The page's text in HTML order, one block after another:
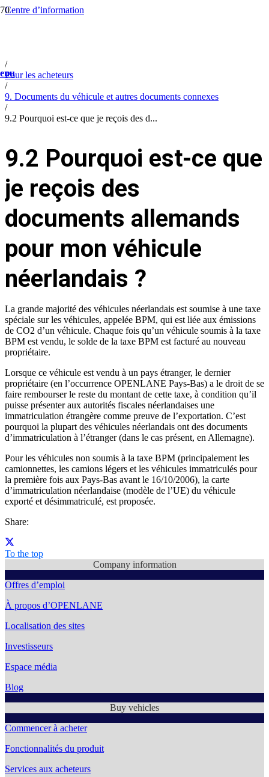
Centre d’information
/
Pour les acheteurs
/
9. Documents du véhicule et autres documents connexes
/
9.2 Pourquoi est-ce que je reçois des d...
9.2 Pourquoi est-ce que
je reçois des
documents allemands
pour mon véhicule
néerlandais ?
La grande majorité des véhicules néerlandais est soumise à une taxe
spéciale sur les véhicules, appelée BPM, qui est liée aux émissions
de CO2 d’un véhicule. Chaque fois qu’un véhicule soumis à la taxe
BPM est vendu, le solde de la taxe BPM est facturé au nouveau
propriétaire.
Lorsque ce véhicule est vendu à un pays étranger, le dernier
propriétaire (en l’occurrence OPENLANE Pays-Bas) a le droit de se
faire rembourser le reste du montant de cette taxe, à condition qu’il
puisse présenter aux autorités fiscales néerlandaises une
immatriculation étrangère comme preuve de l’exportation. C’est
pourquoi la plupart des véhicules néerlandais ont des documents
d’immatriculation à l’étranger (dans le cas présent, en Allemagne).
Pour les véhicules non soumis à la taxe BPM (principalement les
camionnettes, les camions légers et les véhicules immatriculés pour
la première fois aux Pays-Bas avant le 16/10/2006), la carte
d’immatriculation néerlandaise (modèle de l’UE) du véhicule
exporté et désimmatriculé, est proposée.
Share:
To the top
Company information
Offres d’emploi
À propos d’OPENLANE
Localisation des sites
Investisseurs
Espace média
Blog
Buy vehicles
Commencer à acheter
Fonctionnalités du produit
Services aux acheteurs